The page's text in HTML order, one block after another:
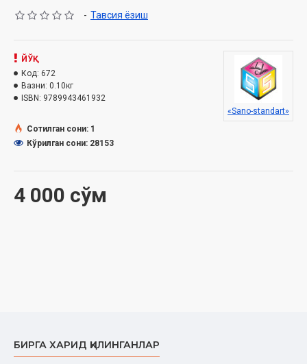
- Тавсия ёзиш
4 000 сўм
ЙЎҚ
Код: 672
Вазни: 0.10кг
ISBN: 9789943461932
«Sano-standart»
Сотилган сони: 1
Кўрилган сони: 28153
БИРГА ХАРИД ҚИЛИНГАНЛАР